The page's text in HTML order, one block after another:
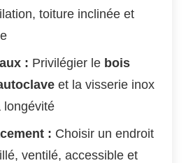
toiture inclinée et
: Privilégier le bois
et la visserie inox
longévité
: Choisir un endroit
ventilé, accessible et